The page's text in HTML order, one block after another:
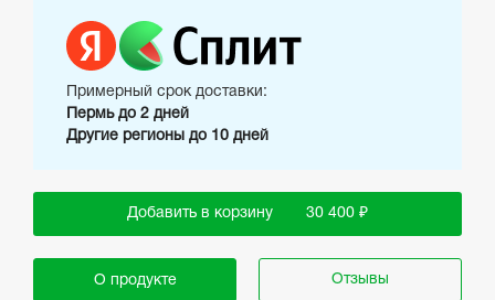
Примерный срок доставки:
Пермь до 2 дней
Другие регионы до 10 дней
Добавить в корзину 30 400 ₽
О продукте Отзывы